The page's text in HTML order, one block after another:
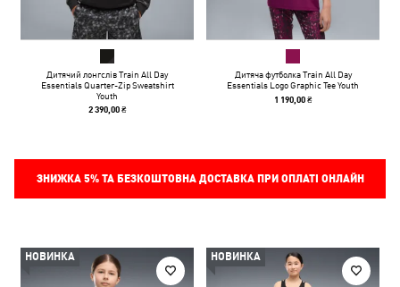
Дитячий лонгслів Train All Day
Essentials Quarter-Zip Sweatshirt
Youth
2 390,00 ₴
Дитяча футболка Train All Day
Essentials Logo Graphic Tee Youth
1 190,00 ₴
ЗНИЖКА 5%ТА БЕЗКОШТОВНА ДОСТАВКА ПРИ ОПЛАТІ ОНЛАЙН
НОВИНКА НОВИНКА